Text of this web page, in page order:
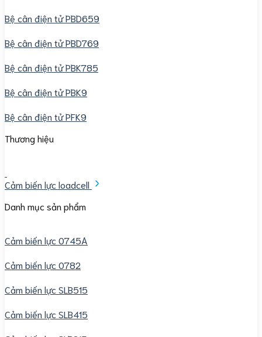
Bệ cân điện tử PBD659
Bệ cân điện tử PBD769
Bệ cân điện tử PBK785
Bệ cân điện tử PBK9
Bệ cân điện tử PFK9
Thương hiệu
Cảm biến lực loadcell
Danh mục sản phẩm
Cảm biến lực 0745A
Cảm biến lực 0782
Cảm biến lực SLB515
Cảm biến lực SLB415